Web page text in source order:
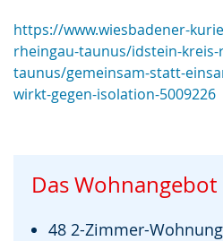
https://www.wiesbadener-
rheingau-taunus/idstein-
taunus/gemeinsam-statt-
wirkt-gegen-isolation-5009226
Das Wohnangebot
48 2-Zimmer-